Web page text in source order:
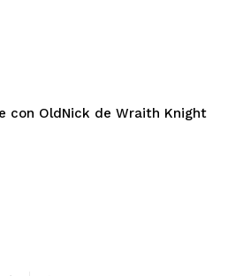
con OldNick de Wraith Knight